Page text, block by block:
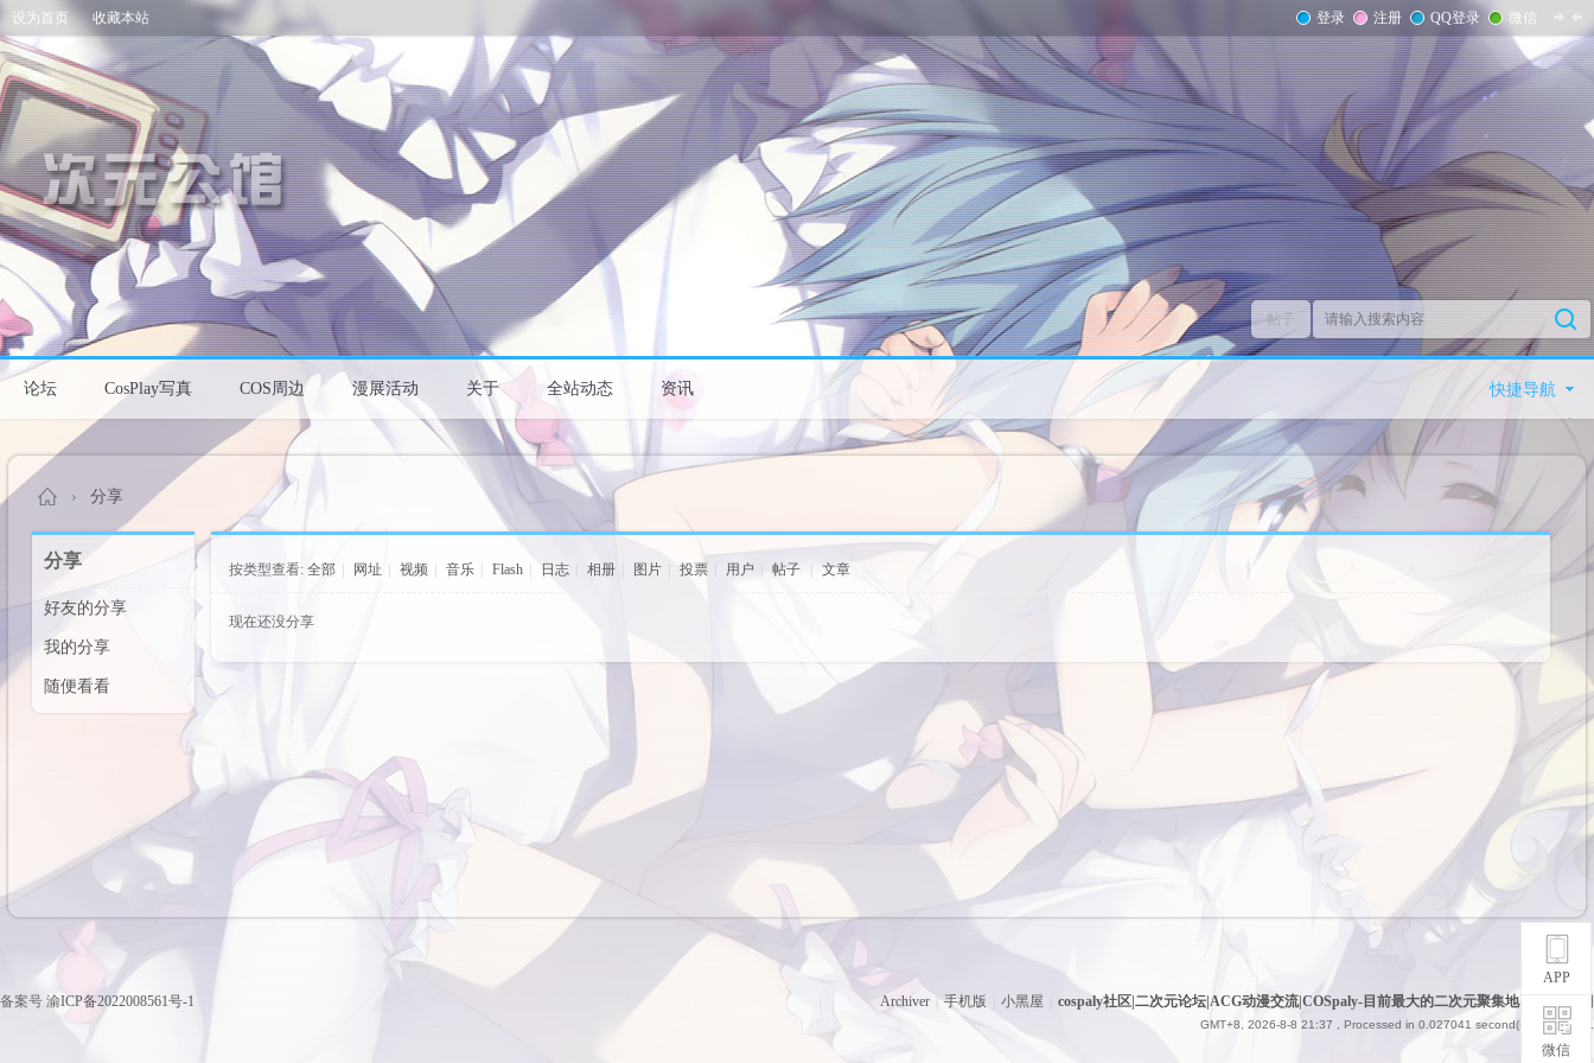
设为首页 收藏本站 登录 注册 QQ登录 微信
帖子
快捷导航
论坛 CosPlay写真 COS周边 漫展活动 关于 全站动态 资讯
cos
› 分享
分享
好友的分享
我的分享
随便看看
按类型查看:全部 网址 视频 音乐 Flash 日志 相册 图片 投票 用户 帖子 文章
现在还没分享
Archiver 手机版 小黑屋 cospaly社区|二次元论坛|ACG动漫交流|COSpaly-目前最大的二次元聚集地
GMT+8, 2026-8-8 21:37 , Processed in 0.027041 second(s), 9 queries .
备案号 渝ICP备2022008561号-1
APP
微信